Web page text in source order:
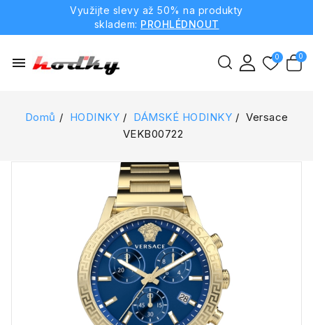
Využijte slevy až 50% na produkty
skladem: PROHLÉDNOUT
menu
Domů HODINKY DÁMSKÉ HODINKY
Versace
VEKB00722